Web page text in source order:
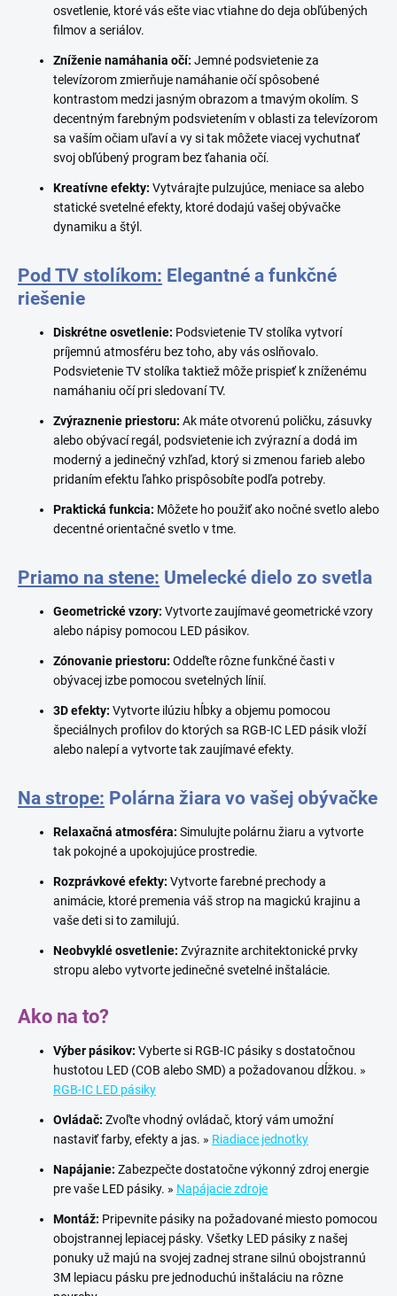
osvetlenie, ktoré vás ešte viac vtiahne do deja obľúbených
filmov a seriálov.
Zníženie namáhania očí: Jemné podsvietenie za
televízorom zmierňuje namáhanie očí spôsobené
kontrastom medzi jasným obrazom a tmavým okolím. S
decentným farebným podsvietením v oblasti za televízorom
sa vaším očiam uľaví a vy si tak môžete viacej vychutnať
svoj obľúbený program bez ťahania očí.
Kreatívne efekty: Vytvárajte pulzujúce, meniace sa alebo
statické svetelné efekty, ktoré dodajú vašej obývačke
dynamiku a štýl.
Pod TV stolíkom: Elegantné a funkčné
riešenie
Diskrétne osvetlenie: Podsvietenie TV stolíka vytvorí
príjemnú atmosféru bez toho, aby vás oslňovalo.
Podsvietenie TV stolíka taktiež môže prispieť k zníženému
namáhaniu očí pri sledovaní TV.
Zvýraznenie priestoru: Ak máte otvorenú poličku, zásuvky
alebo obývací regál, podsvietenie ich zvýrazní a dodá im
moderný a jedinečný vzhľad, ktorý si zmenou farieb alebo
pridaním efektu ľahko prispôsobíte podľa potreby.
Praktická funkcia: Môžete ho použiť ako nočné svetlo alebo
decentné orientačné svetlo v tme.
Priamo na stene: Umelecké dielo zo svetla
Geometrické vzory: Vytvorte zaujímavé geometrické vzory
alebo nápisy pomocou LED pásikov.
Zónovanie priestoru: Oddeľte rôzne funkčné časti v
obývacej izbe pomocou svetelných línií.
3D efekty: Vytvorte ilúziu hĺbky a objemu pomocou
špeciálnych profilov do ktorých sa RGB-IC LED pásik vloží
alebo nalepí a vytvorte tak zaujímavé efekty.
Na strope: Polárna žiara vo vašej obývačke
Relaxačná atmosféra: Simulujte polárnu žiaru a vytvorte
tak pokojné a upokojujúce prostredie.
Rozprávkové efekty: Vytvorte farebné prechody a
animácie, ktoré premenia váš strop na magickú krajinu a
vaše deti si to zamilujú.
Neobvyklé osvetlenie: Zvýraznite architektonické prvky
stropu alebo vytvorte jedinečné svetelné inštalácie.
Ako na to?
Výber pásikov: Vyberte si RGB-IC pásiky s dostatočnou
hustotou LED (COB alebo SMD) a požadovanou dĺžkou. »
RGB-IC LED pásiky
Ovládač: Zvoľte vhodný ovládač, ktorý vám umožní
nastaviť farby, efekty a jas. » Riadiace jednotky
Napájanie: Zabezpečte dostatočne výkonný zdroj energie
pre vaše LED pásiky. » Napájacie zdroje
Montáž: Pripevnite pásiky na požadované miesto pomocou
obojstrannej lepiacej pásky. Všetky LED pásiky z našej
ponuky už majú na svojej zadnej strane silnú obojstrannú
3M lepiacu pásku pre jednoduchú inštaláciu na rôzne